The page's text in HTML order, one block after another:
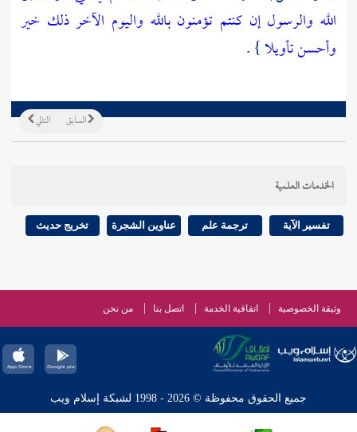
الله والرسول إن كنتم تؤمنون بالله واليوم الآخر ذلك خير
وأحسن تأويلا} .
التالي السابق
الخدمات العلمية
تفسير الآية ترجمة علم عناوين الشجرة تخريج حديث
وثيقة الخصوصية اتفاقية الخدمة اتصل بنا من نحن
جميع الحقوق محفوظة © 2026 - 1998 لشبكة إسلام ويب